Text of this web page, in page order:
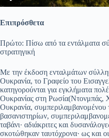
Επιπρόσθετα
Πρώτο: Πίσω από τα εντάλματα
στρατηγική
Με την έκδοση ενταλμάτων
Ουκρανία, το Γραφείο του
κατηγορούνται για εγκλήματα
Ουκρανίας στη Ρωσία(Ντονμπάς,
Ουκρανία, συμπεριλαμβανομένου
βασανιστηρίων,
ταβάνι· αδιάκριτες και
σκοτώθηκαν ταυτόχρονα· ως και